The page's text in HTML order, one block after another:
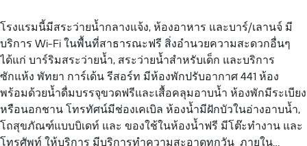
โรงแรมนี้มีสระว่ายน้ำกลางแจ้ง, ห้องอาหาร และบาร์/เลานจ์ มี
บริการ Wi-Fi ในพื้นที่สาธารณะฟรี สิ่งอำนวยความสะดวกอื่นๆ
ได้แก่ บาร์ริมสระว่ายน้ำ, สระว่ายน้ำสำหรับเด็ก และบริการ
ซักแห้ง พัทยา การ์เด้น รีสอร์ท มีห้องพักปรับอากาศ 441 ห้อง
พร้อมด้วยน้ำดื่มบรรจุขวดฟรีและเสื้อคลุมอาบน้ำ ห้องพักมีระเบียง
หรือนอกชาน โทรทัศน์มีช่องเคเบิล ห้องน้ำมีฝักบัวในอ่างอาบน้ำ,
โถสุขภัณฑ์แบบบิเดท์ และ ของใช้ในห้องน้ำฟรี มีโต๊ะทำงาน และ
โทรศัพท์ ให้บริการ มีบริการทำความสะอาดทุกวัน ภายใน